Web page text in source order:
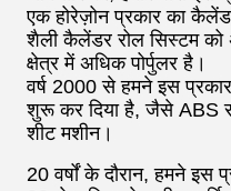
एक होरेज़ोन प्रकार का
शैली कैलेंडर रोल सिस्टम को
क्षेत्र में अधिक पोर्पुलर है।
वर्ष 2000 से हमने इस प्रकार
शुरू कर दिया है, जैसे ABS
शीट मशीन।
20 वर्षों के दौरान, हमने इस